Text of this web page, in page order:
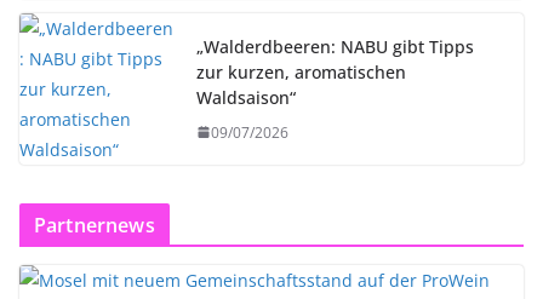
„Walderdbeeren: NABU gibt Tipps
zur kurzen, aromatischen
Waldsaison“
09/07/2026
Partnernews